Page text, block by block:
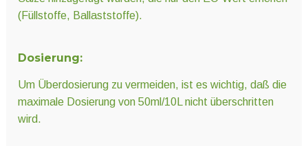
(Füllstoffe, Ballaststoffe).
Dosierung:
Um Überdosierung zu vermeiden, ist es wichtig, daß die
maximale Dosierung von 50ml/10L nicht überschritten
wird.